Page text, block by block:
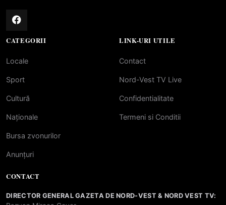
CATEGORII
Locale
Sport
Cultură
Naționale
Bursa zvonurilor
Anunțuri
LINK-URI UTILE
Contact
Nord-Vest TV Live
Confidentialitate
Termeni si Conditii
CONTACT
DIRECTOR GENERAL GAZETA DE NORD-VEST & NORD VEST TV: